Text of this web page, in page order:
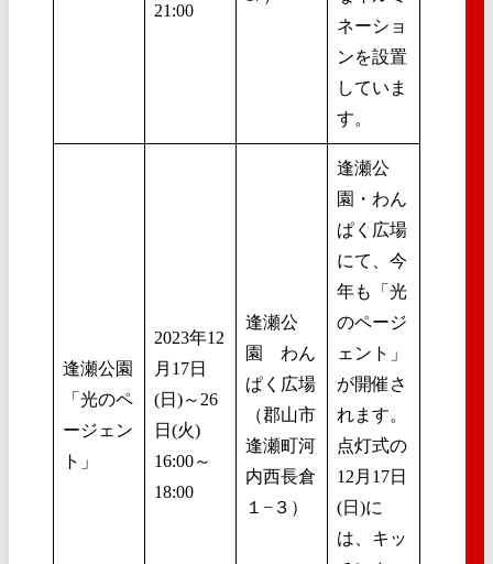
21:00
ネーショ
ンを設置
していま
す。
逢瀬公園
「光のペ
ージェン
ト」
2023年12
月17日
(日)～26
日(火)
16:00～
18:00
逢瀬公
園 わん
ぱく広場
（郡山市
逢瀬町河
内西長倉
１−３）
逢瀬公
園・わん
ぱく広場
にて、今
年も「光
のページ
ェント」
が開催さ
れます。
点灯式の
12月17日
(日)に
は、キッ